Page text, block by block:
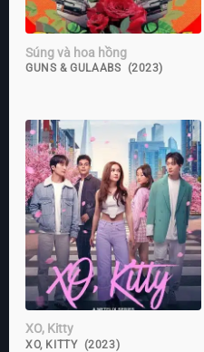
Súng và hoa hồng
GUNS & GULAABS (2023)
XO, Kitty
XO, KITTY (2023)